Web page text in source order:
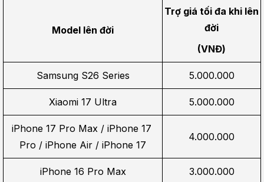
Model lên đời
Trợ giá tối đa khi lên
đời
(VNĐ)
Samsung S26 Series 5.000.000
Xiaomi 17 Ultra 5.000.000
iPhone 17 Pro Max / iPhone 17
Pro / iPhone Air / iPhone 17
4.000.000
iPhone 16 Pro Max 3.000.000